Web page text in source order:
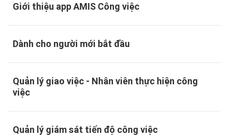
Giới thiệu app AMIS Công việc
Dành cho người mới bắt đầu
Quản lý giao việc - Nhân viên thực hiện công
việc
Quản lý giám sát tiến độ công việc